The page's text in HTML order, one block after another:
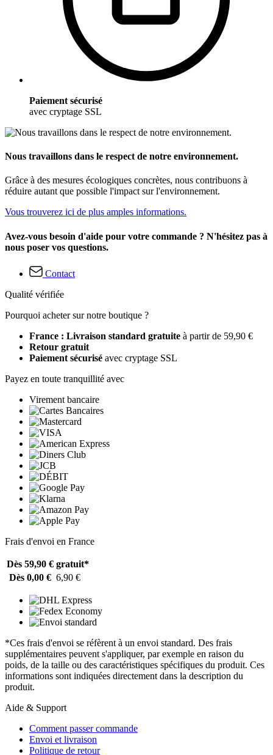
Paiement sécurisé
avec cryptage SSL
Nous travaillons dans le respect de notre environnement.
Grâce à des mesures écologiques concrètes, nous contribuons à
réduire autant que possible l'impact sur l'environnement.
Vous trouverez ici de plus amples informations.
Avez-vous besoin d'aide pour votre commande ? N'hésitez pas à
nous poser vos questions.
Contact
Qualité vérifiée
Pourquoi acheter sur notre boutique ?
France : Livraison standard gratuite à partir de 59,90 €
Retour gratuit
Paiement sécurisé avec cryptage SSL
Payez en toute tranquillité avec
Virement bancaire
Frais d'envoi en France
Dès 59,90 € gratuit*
Dès 0,00 € 6,90 €
*Ces frais d'envoi se réfèrent à un envoi standard. Des frais
supplémentaires peuvent s'appliquer, par exemple en raison du
poids, de la taille ou des caractéristiques spécifiques du produit. Ces
informations sont indiquées directement dans la description du
produit.
Aide & Support
Comment passer commande
Envoi et livraison
Politique de retour